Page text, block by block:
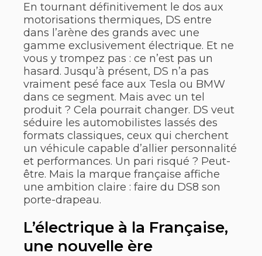
En tournant définitivement le dos aux
motorisations thermiques, DS entre
dans l’arène des grands avec une
gamme exclusivement électrique. Et ne
vous y trompez pas : ce n’est pas un
hasard. Jusqu’à présent, DS n’a pas
vraiment pesé face aux Tesla ou BMW
dans ce segment. Mais avec un tel
produit ? Cela pourrait changer. DS veut
séduire les automobilistes lassés des
formats classiques, ceux qui cherchent
un véhicule capable d’allier personnalité
et performances. Un pari risqué ? Peut-
être. Mais la marque française affiche
une ambition claire : faire du DS8 son
porte-drapeau.
L’électrique à la Française,
une nouvelle ère